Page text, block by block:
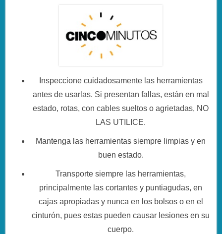
Inspeccione cuidadosamente las herramientas
antes de usarlas. Si presentan fallas, están en mal
estado, rotas, con cables sueltos o agrietadas, NO
LAS UTILICE.
Mantenga las herramientas siempre limpias y en
buen estado.
Transporte siempre las herramientas,
principalmente las cortantes y puntiagudas, en
cajas apropiadas y nunca en los bolsos o en el
cinturón, pues estas pueden causar lesiones en su
cuerpo.